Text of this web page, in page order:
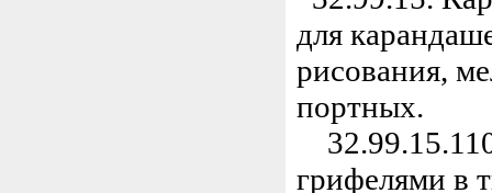
для
рисования,
портных.
грифелями в